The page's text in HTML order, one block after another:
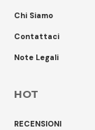
Chi Siamo
Contattaci
Note Legali
HOT
RECENSIONI